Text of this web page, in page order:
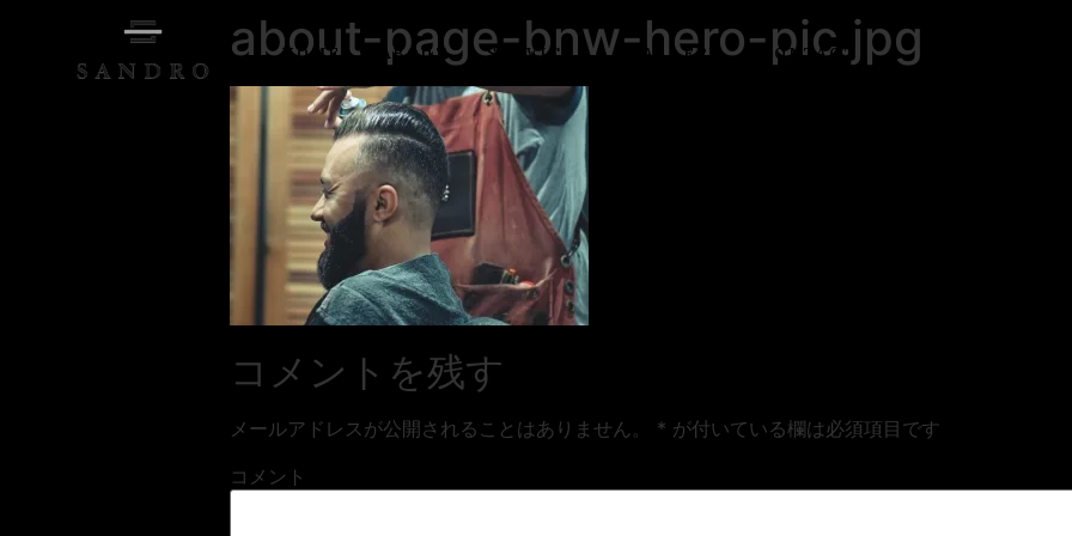
HOME ABOUT SERVICES GALLERY CONTACT
about-page-bnw-hero-pic.jpg
コメントを残す
メールアドレスが公開されることはありません。 * が付いている欄は必須項目です
コメント